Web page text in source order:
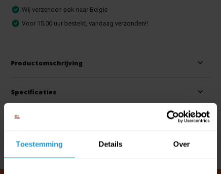
Toestemming Details Over
Wij verzenden ook naar Belgie
Voor 15.00 uur besteld, vandaag verzonden!!
Productomschrijving
Specificaties
Reviews
Delen